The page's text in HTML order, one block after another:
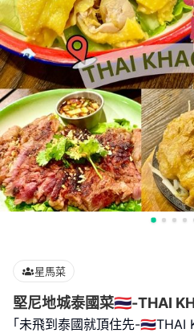
星馬菜
堅尼地城泰國菜🇹🇭-THAI
｢未飛到泰國就頂住先-🇹🇭THAI